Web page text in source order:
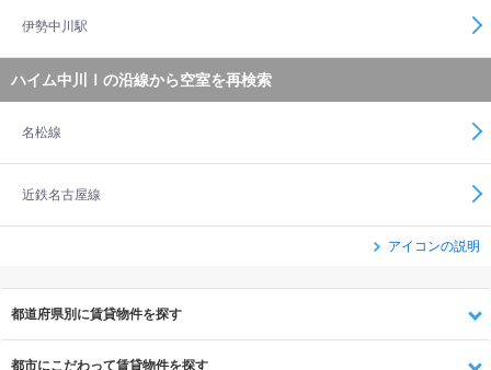
伊勢中川駅
ハイム中川Ⅰの沿線から空室を再検索
名松線
近鉄名古屋線
アイコンの説明
都道府県別に賃貸物件を探す
都市にこだわって賃貸物件を探す